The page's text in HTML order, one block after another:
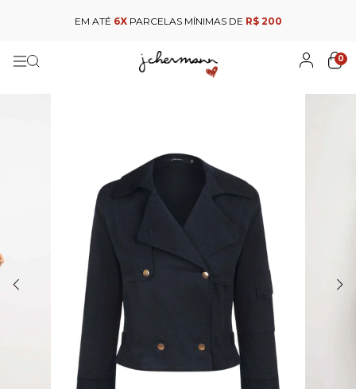
EM ATÉ 6XPARCELAS MÍNIMAS DE R$ 200
0